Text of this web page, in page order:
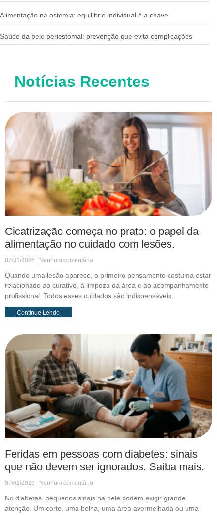
Alimentação na ostomia: equilíbrio individual é a chave.
Saúde da pele periestomal: prevenção que evita complicações
Notícias Recentes
Cicatrização começa no prato: o papel da
alimentação no cuidado com lesões.
07/31/2026 Nenhum comentário
Quando uma lesão aparece, o primeiro pensamento costuma estar
relacionado ao curativo, à limpeza da área e ao acompanhamento
profissional. Todos esses cuidados são indispensáveis.
Continue Lendo
Feridas em pessoas com diabetes: sinais
que não devem ser ignorados. Saiba mais.
07/02/2026 Nenhum comentário
No diabetes, pequenos sinais na pele podem exigir grande
atenção. Um corte, uma bolha, uma área avermelhada ou uma